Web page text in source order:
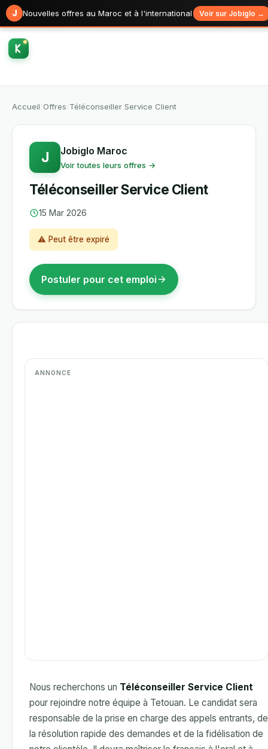
J Nouvelles offres au Maroc et à l'international Voir sur Jobiglo →
Accueil Offres Téléconseiller Service Client
J Jobiglo Maroc
Voir toutes leurs offres →
Téléconseiller Service Client
15 Mar 2026
⚠ Peut être expiré
Postuler pour cet emploi
Nous recherchons un Téléconseiller Service Client
pour rejoindre notre équipe à Tetouan. Le candidat sera
responsable de la prise en charge des appels entrants, de
la résolution rapide des demandes et de la fidélisation de